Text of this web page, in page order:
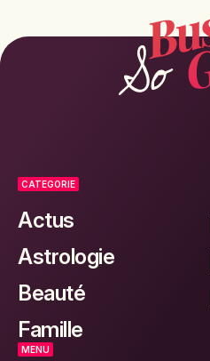
CATEGORIE
Actus
Astrologie
Beauté
Famille
MENU